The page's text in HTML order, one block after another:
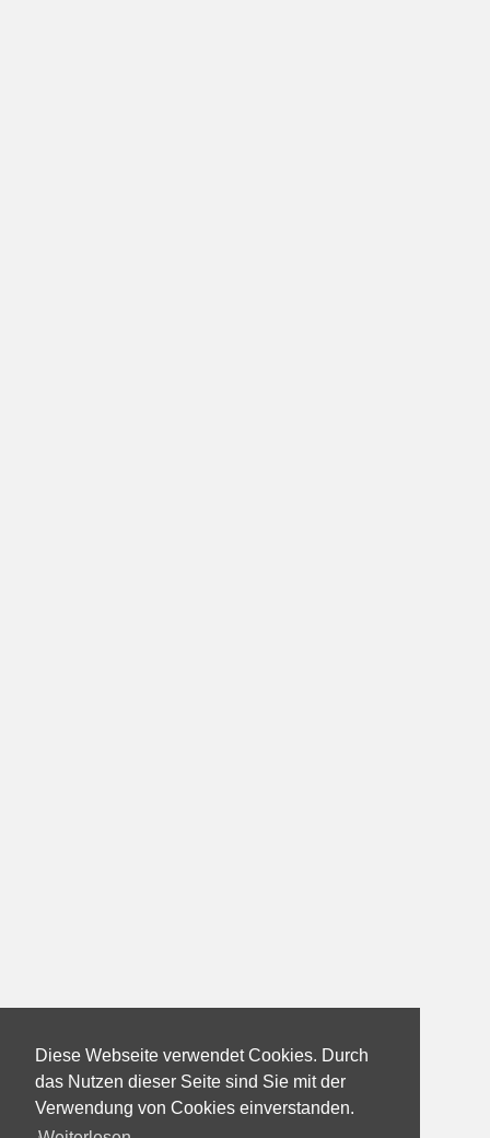
Diese Webseite verwendet Cookies. Durch
das Nutzen dieser Seite sind Sie mit der
Verwendung von Cookies einverstanden.